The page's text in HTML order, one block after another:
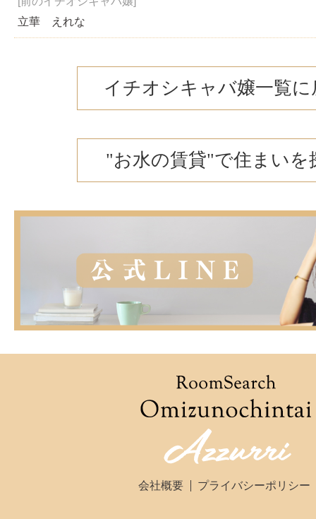
立華 えれな
イチオシキャバ嬢一覧に
"お水の賃貸"で住まいを
会社概要 プライバシーポリシー